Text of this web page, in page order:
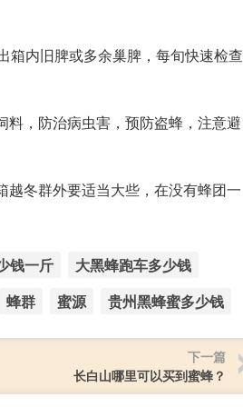
箱内旧脾或多余巢脾，每旬快速检查
，防治病虫害，预防盗蜂，注意避
冬群外要适当大些，在没有蜂团一
钱一斤
大黑蜂跑车多少钱
蜂群 蜜源 贵州黑蜂蜜多少钱
下一篇
长白山哪里可以买到蜜蜂？